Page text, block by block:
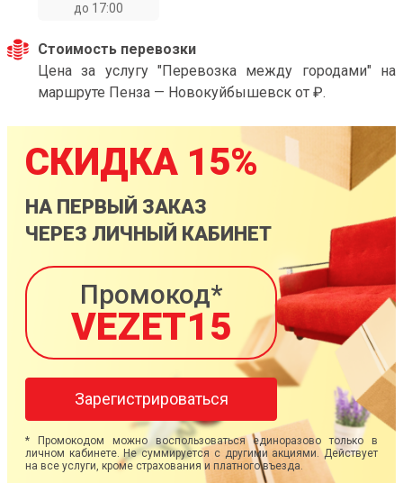
до 17:00
Стоимость перевозки
Цена за услугу "Перевозка между городами" на
маршруте Пенза — Новокуйбышевск от ₽.
СКИДКА 15%
НА ПЕРВЫЙ ЗАКАЗ
ЧЕРЕЗ ЛИЧНЫЙ КАБИНЕТ
Промокод*
VEZET15
Зарегистрироваться
* Промокодом можно воспользоваться единоразово только в
личном кабинете. Не суммируется с другими акциями. Действует
на все услуги, кроме страхования и платного въезда.